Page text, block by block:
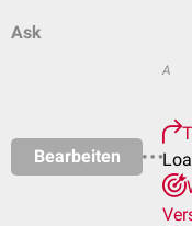
Ask
Bearbeiten
A